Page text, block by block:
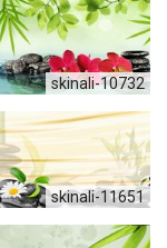
skinali-10732
skinali-11651